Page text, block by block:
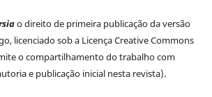
o direito de primeira publicação da versão
licenciado sob a Licença Creative Commons
o compartilhamento do trabalho com
e publicação inicial nesta revista).